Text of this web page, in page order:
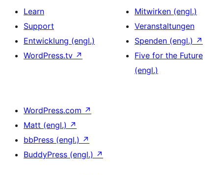
Learn
Support
Entwicklung (engl.)
WordPress.tv ↗
Mitwirken (engl.)
Veranstaltungen
Spenden (engl.) ↗
Five for the Future
(engl.)
WordPress.com ↗
Matt (engl.) ↗
bbPress (engl.) ↗
BuddyPress (engl.) ↗